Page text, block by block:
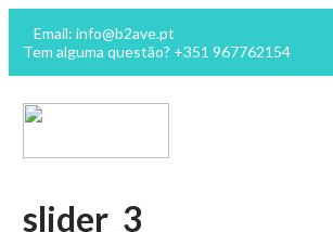
Email: info@b2ave.pt
Tem alguma questão? +351 967762154
slider_3